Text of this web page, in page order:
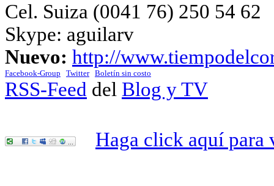
Cel. Suiza (0041 76) 250 54 62
Skype: aguilarv
Nuevo: http://
Facebook-Group Twitter Boletín sin costo
RSS-Feed del Blog y TV
Haga click aquí para